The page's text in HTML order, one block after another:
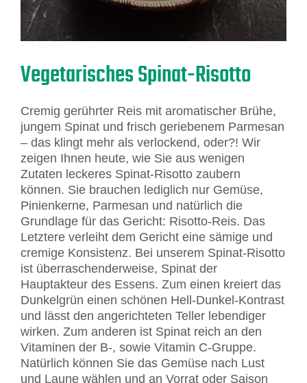
Vegetarisches Spinat-Risotto
Cremig gerührter Reis mit aromatischer Brühe,
jungem Spinat und frisch geriebenem Parmesan
– das klingt mehr als verlockend, oder?! Wir
zeigen Ihnen heute, wie Sie aus wenigen
Zutaten leckeres Spinat-Risotto zaubern
können. Sie brauchen lediglich nur Gemüse,
Pinienkerne, Parmesan und natürlich die
Grundlage für das Gericht: Risotto-Reis. Das
Letztere verleiht dem Gericht eine sämige und
cremige Konsistenz. Bei unserem Spinat-Risotto
ist überraschenderweise, Spinat der
Hauptakteur des Essens. Zum einen kreiert das
Dunkelgrün einen schönen Hell-Dunkel-Kontrast
und lässt den angerichteten Teller lebendiger
wirken. Zum anderen ist Spinat reich an den
Vitaminen der B-, sowie Vitamin C-Gruppe.
Natürlich können Sie das Gemüse nach Lust
und Laune wählen und an Vorrat oder Saison